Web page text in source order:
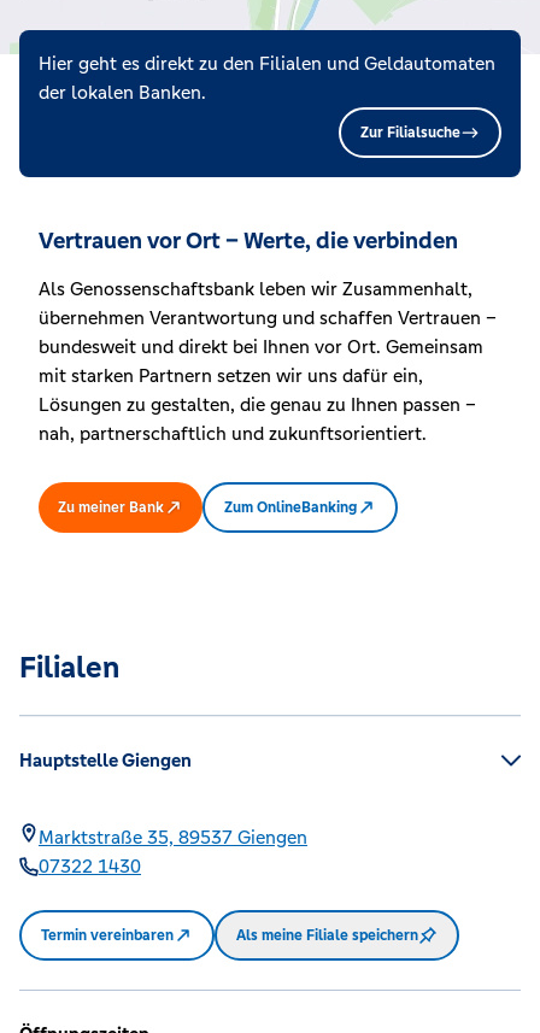
Hier geht es direkt zu den Filialen und Geldautomaten
der lokalen Banken.
Zur Filialsuche
Vertrauen vor Ort – Werte, die verbinden
Als Genossenschaftsbank leben wir Zusammenhalt,
übernehmen Verantwortung und schaffen Vertrauen –
bundesweit und direkt bei Ihnen vor Ort. Gemeinsam
mit starken Partnern setzen wir uns dafür ein,
Lösungen zu gestalten, die genau zu Ihnen passen –
nah, partnerschaftlich und zukunftsorientiert.
Zu meiner Bank Zum OnlineBanking
Filialen
Hauptstelle Giengen
Marktstraße 35, 89537 Giengen
07322 1430
Termin vereinbaren Als meine Filiale speichern